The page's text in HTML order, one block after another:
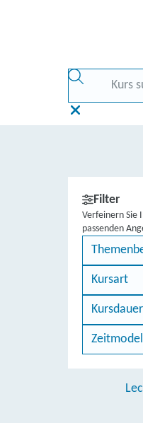
Filter
Verfeinern Sie
passenden
Kursart
Kursdauer
Zeitmodell